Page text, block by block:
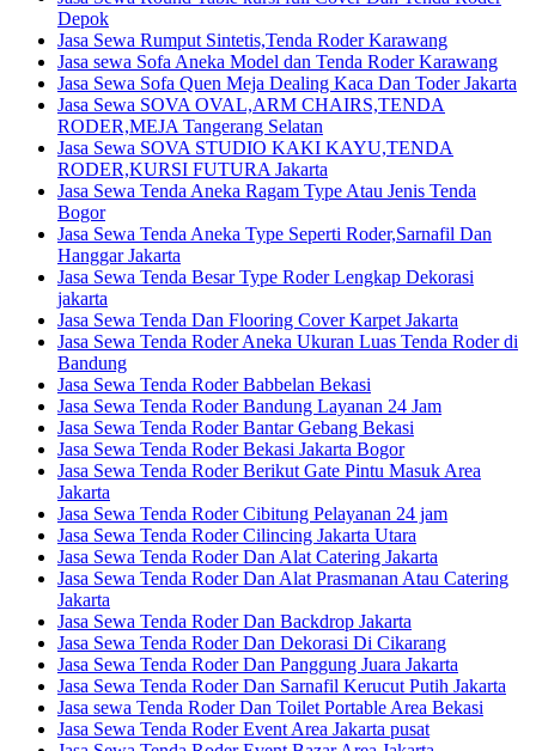
Depok
Jasa Sewa Rumput Sintetis,Tenda Roder Karawang
Jasa sewa Sofa Aneka Model dan Tenda Roder Karawang
Jasa Sewa Sofa Quen Meja Dealing Kaca Dan Toder Jakarta
Jasa Sewa SOVA OVAL,ARM CHAIRS,TENDA
RODER,MEJA Tangerang Selatan
Jasa Sewa SOVA STUDIO KAKI KAYU,TENDA
RODER,KURSI FUTURA Jakarta
Jasa Sewa Tenda Aneka Ragam Type Atau Jenis Tenda
Bogor
Jasa Sewa Tenda Aneka Type Seperti Roder,Sarnafil Dan
Hanggar Jakarta
Jasa Sewa Tenda Besar Type Roder Lengkap Dekorasi
jakarta
Jasa Sewa Tenda Dan Flooring Cover Karpet Jakarta
Jasa Sewa Tenda Roder Aneka Ukuran Luas Tenda Roder di
Bandung
Jasa Sewa Tenda Roder Babbelan Bekasi
Jasa Sewa Tenda Roder Bandung Layanan 24 Jam
Jasa Sewa Tenda Roder Bantar Gebang Bekasi
Jasa Sewa Tenda Roder Bekasi Jakarta Bogor
Jasa Sewa Tenda Roder Berikut Gate Pintu Masuk Area
Jakarta
Jasa Sewa Tenda Roder Cibitung Pelayanan 24 jam
Jasa Sewa Tenda Roder Cilincing Jakarta Utara
Jasa Sewa Tenda Roder Dan Alat Catering Jakarta
Jasa Sewa Tenda Roder Dan Alat Prasmanan Atau Catering
Jakarta
Jasa Sewa Tenda Roder Dan Backdrop Jakarta
Jasa Sewa Tenda Roder Dan Dekorasi Di Cikarang
Jasa Sewa Tenda Roder Dan Panggung Juara Jakarta
Jasa Sewa Tenda Roder Dan Sarnafil Kerucut Putih Jakarta
Jasa sewa Tenda Roder Dan Toilet Portable Area Bekasi
Jasa Sewa Tenda Roder Event Area Jakarta pusat